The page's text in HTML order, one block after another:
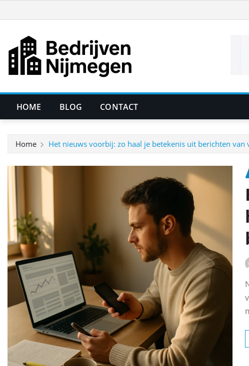
naar
inhoud
HOME BLOG CONTACT
Home Het nieuws voorbij: zo haal je betekenis uit berichten van